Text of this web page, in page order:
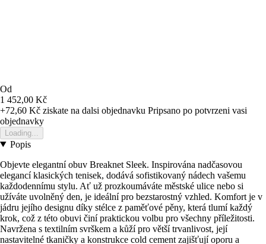
Od
1 452,00 Kč
+72,60 Kč ziskate na dalsi objednavku Pripsano po potvrzeni vasi
objednavky
Loading...
Popis
Objevte elegantní obuv Breaknet Sleek. Inspirována nadčasovou
elegancí klasických tenisek, dodává sofistikovaný nádech vašemu
každodennímu stylu. Ať už prozkoumáváte městské ulice nebo si
užíváte uvolněný den, je ideální pro bezstarostný vzhled. Komfort je v
jádru jejího designu díky stélce z paměťové pěny, která tlumí každý
krok, což z této obuvi činí praktickou volbu pro všechny příležitosti.
Navržena s textilním svrškem a kůží pro větší trvanlivost, její
nastavitelné tkaničky a konstrukce cold cement zajišťují oporu a